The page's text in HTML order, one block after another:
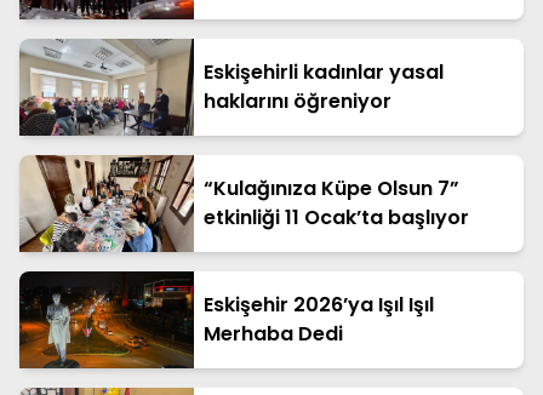
Eskişehirli kadınlar yasal
haklarını öğreniyor
“Kulağınıza Küpe Olsun 7”
etkinliği 11 Ocak’ta başlıyor
Eskişehir 2026’ya Işıl Işıl
Merhaba Dedi